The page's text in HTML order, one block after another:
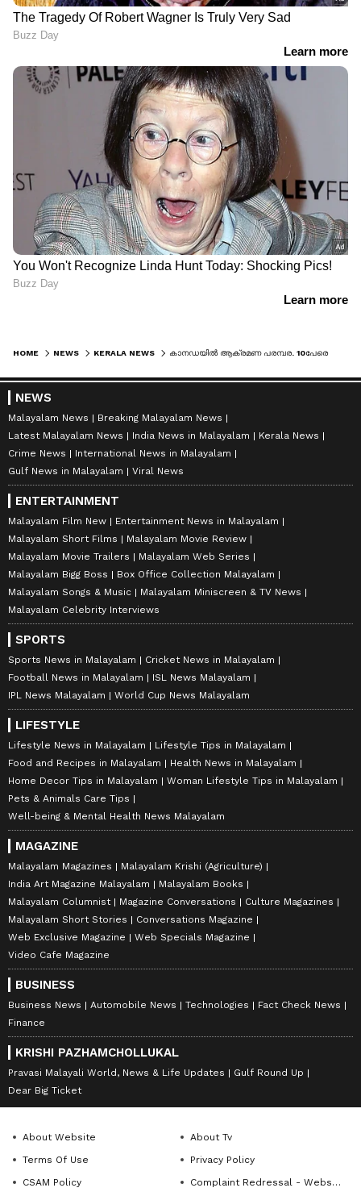
HOME NEWS KERALA NEWS
NEWS
Malayalam News
Breaking Malayalam News
Latest Malayalam News
India News in Malayalam
Kerala News
Crime News
International News in Malayalam
Gulf News in Malayalam
Viral News
ENTERTAINMENT
Malayalam Film New
Entertainment News in Malayalam
Malayalam Short Films
Malayalam Movie Review
Malayalam Movie Trailers
Malayalam Web Series
Malayalam Bigg Boss
Box Office Collection Malayalam
Malayalam Songs & Music
Malayalam Miniscreen & TV News
Malayalam Celebrity Interviews
SPORTS
Sports News in Malayalam
Cricket News in Malayalam
Football News in Malayalam
ISL News Malayalam
IPL News Malayalam
World Cup News Malayalam
LIFESTYLE
Lifestyle News in Malayalam
Lifestyle Tips in Malayalam
Food and Recipes in Malayalam
Health News in Malayalam
Home Decor Tips in Malayalam
Woman Lifestyle Tips in Malayalam
Pets & Animals Care Tips
Well-being & Mental Health News Malayalam
MAGAZINE
Malayalam Magazines
Malayalam Krishi (Agriculture)
India Art Magazine Malayalam
Malayalam Books
Malayalam Columnist
Magazine Conversations
Culture Magazines
Malayalam Short Stories
Conversations Magazine
Web Exclusive Magazine
Web Specials Magazine
Video Cafe Magazine
BUSINESS
Business News Automobile News Technologies
Fact Check News
Finance
KRISHI PAZHAMCHOLLUKAL
Pravasi Malayali World, News & Life Updates
Gulf Round Up
Dear Big Ticket
About Website
About Tv
Terms Of Use
Privacy Policy
CSAM Policy
Complaint Redressal - Website